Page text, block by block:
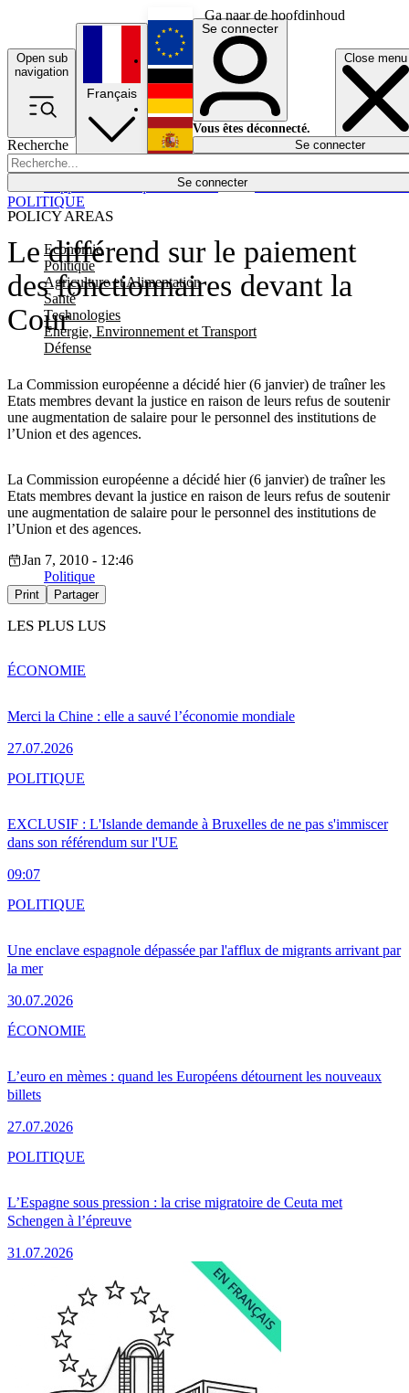
Ga naar de hoofdinhoud
Open sub
navigation
Close menu
Recherche
Se connecter
POLICY AREAS
Economie
Politique
Agriculture et Alimentation
Santé
Technologies
Energie, Environnement et Transport
Défense
Économie
Français
English
Deutsch
Español
Se connecter
Vous êtes déconnecté.
Se connecter
Le différend sur le paiement
des fonctionnaires devant la
Cour
La Commission européenne a décidé hier (6 janvier) de traîner les
Etats membres devant la justice en raison de leurs refus de soutenir
une augmentation de salaire pour le personnel des institutions de
l’Union et des agences.
POLITIQUE
La Commission européenne a décidé hier (6 janvier) de traîner les
Etats membres devant la justice en raison de leurs refus de soutenir
une augmentation de salaire pour le personnel des institutions de
l’Union et des agences.
Jan 7, 2010 - 12:46
Politique
Print Partager
LES PLUS LUS
Merci la Chine : elle a sauvé l’économie mondiale
27.07.2026
ÉCONOMIE
EXCLUSIF : L'Islande demande à Bruxelles de ne pas s'immiscer
dans son référendum sur l'UE
09:07
POLITIQUE
Une enclave espagnole dépassée par l'afflux de migrants arrivant par
la mer
30.07.2026
POLITIQUE
L’euro en mèmes : quand les Européens détournent les nouveaux
billets
27.07.2026
ÉCONOMIE
L’Espagne sous pression : la crise migratoire de Ceuta met
Schengen à l’épreuve
31.07.2026
POLITIQUE